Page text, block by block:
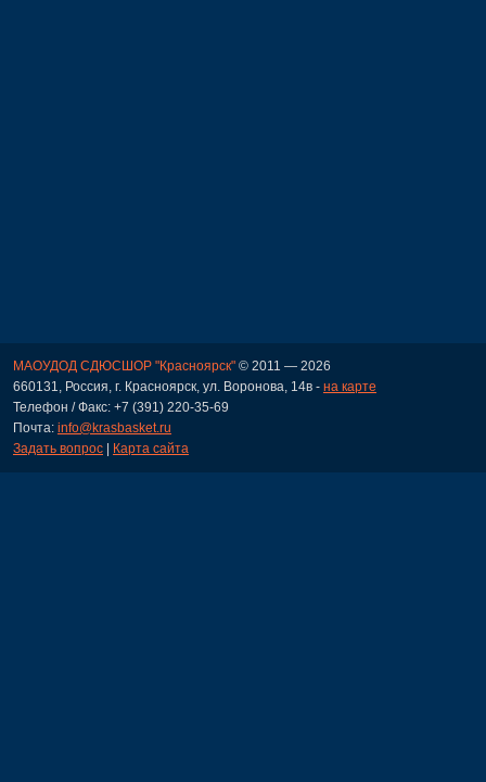
МАОУДОД СДЮСШОР "Красноярск" © 2011 — 2026
660131, Россия, г. Красноярск, ул. Воронова, 14в - на карте
Телефон / Факс: +7 (391) 220-35-69
Почта: info@krasbasket.ru
Задать вопрос
Карта сайта